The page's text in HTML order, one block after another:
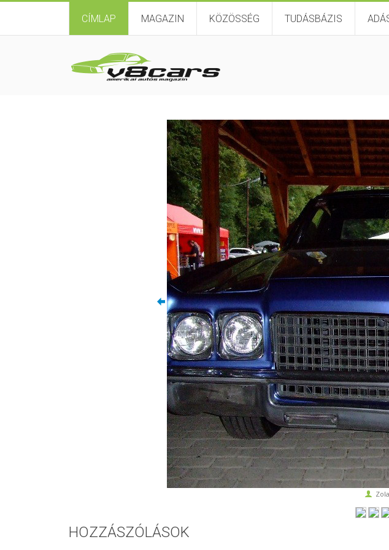
CÍMLAP MAGAZIN KÖZÖSSÉG TUDÁSBÁZIS
Zola
HOZZÁSZÓLÁSOK